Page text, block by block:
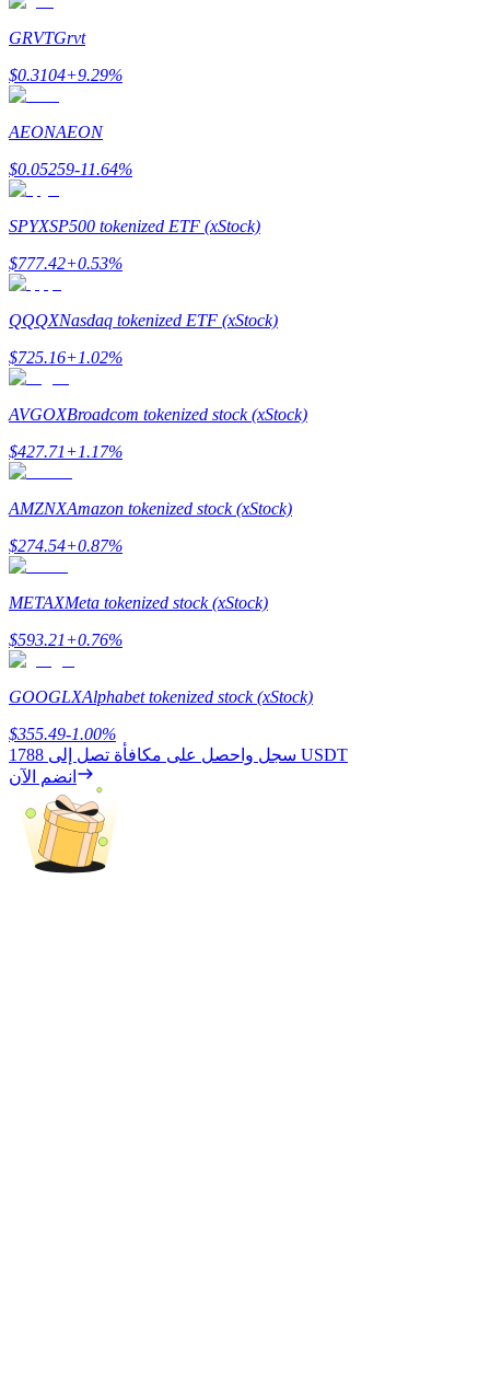
يكسب
خنزير الطاقة
احصل على مكافآت تنافسية يوميًا
التوقيع المساحي
عوائد عالية والوصول الفوري
Launchpool
الرهان المرن لكسب العملات الرقمية الشهيرة
GRVTGrvt
$0.3104+9.29%
AEONAEON
$0.05259-11.64%
SPYXSP500 tokenized ETF (xStock)
$777.42+0.53%
QQQXNasdaq tokenized ETF (xStock)
$725.16+1.02%
AVGOXBroadcom tokenized stock (xStock)
$427.71+1.17%
AMZNXAmazon tokenized stock (xStock)
$274.54+0.87%
METAXMeta tokenized stock (xStock)
$593.21+0.76%
GOOGLXAlphabet tokenized stock (xStock)
$355.49-1.00%
سجل واحصل على مكافأة تصل إلى 1788 USDT
انضم الآن